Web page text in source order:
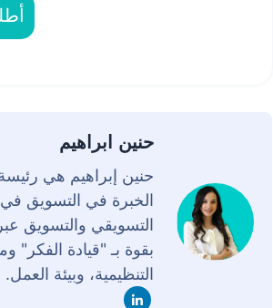
حنين ابراهيم
الخبرة في التسويق
التسويقي والتسويق
بقوة بـ "قيادة الفكر"
التنظيمية، وبيئة العمل.